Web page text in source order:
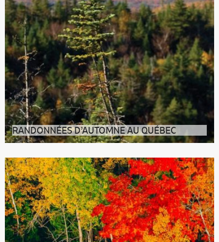
RANDONNÉES D’AUTOMNE AU QUÉBEC
Histoire de prendre une ultime dose de vitamine D
avant de sortir les bottes de